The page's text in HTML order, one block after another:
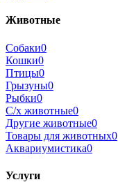
Животные
Собаки0
Кошки0
Птицы0
Грызуны0
Рыбки0
С/х животные0
Другие животные0
Товары для животных0
Аквариумистика0
Услуги